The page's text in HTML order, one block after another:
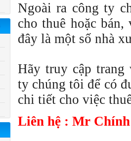
Ngoài ra công ty
cho thuê hoặc
đây là một số nhà
Hãy truy cập
ty chúng tôi để có
chi tiết cho việc
Liên hệ : Mr